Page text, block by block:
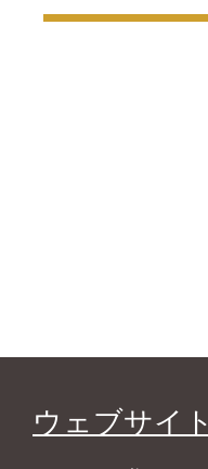
ウェブサイ